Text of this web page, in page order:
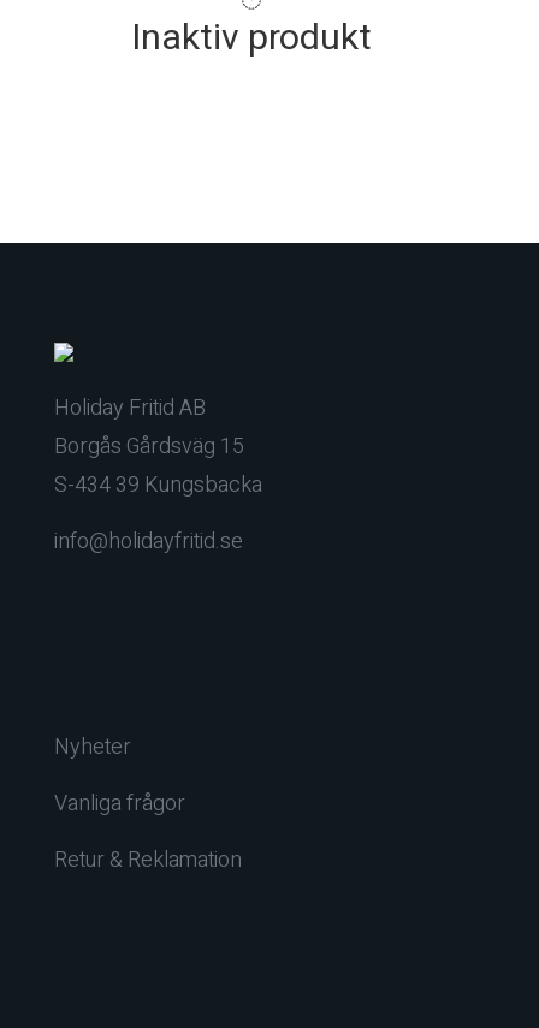
Inaktiv produkt
Holiday Fritid AB
Borgås Gårdsväg 15
S-434 39 Kungsbacka
info@holidayfritid.se
Nyheter
Vanliga frågor
Retur & Reklamation